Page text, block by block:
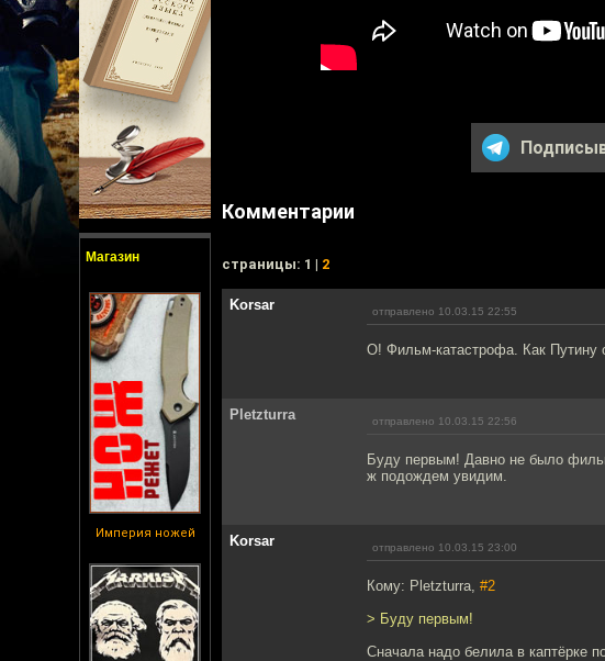
Магазин
Империя ножей
Комментарии
cтраницы: 1 | 2
Korsar отправлено 10.03.15 22:55
О! Фильм-катастрофа. Как Путину
Pletzturra отправлено 10.03.15 22:56
Буду первым! Давно не было
ж подождем увидим.
Korsar отправлено 10.03.15 23:00
Кому: Pletzturra, #2
> Буду первым!
Сначала надо белила в каптёрке